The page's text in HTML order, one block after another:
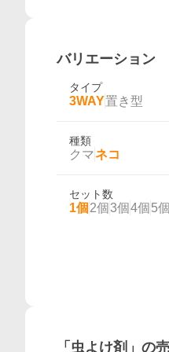
バリエーション
タイプ
3WAY置き型
種類
クマネコ
セット数
1個 2個 3個 4個 5個
「 虫よけ剤 」の